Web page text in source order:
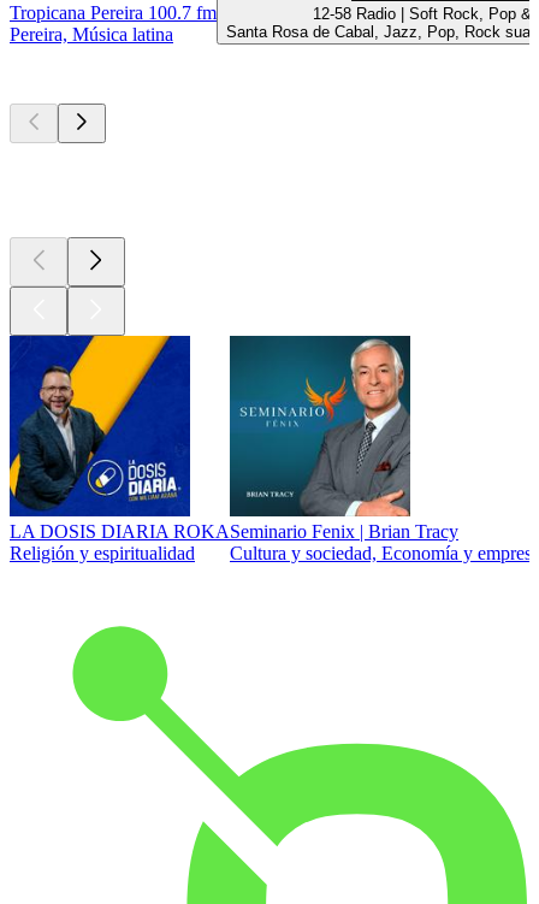
Tropicana Pereira 100.7 fm
Pereira, Música latina
12-58 Radio | Soft Rock, Pop &
Santa Rosa de Cabal, Jazz, Pop, Rock
LA DOSIS DIARIA ROKA
Religión y espiritualidad
Seminario Fenix | Brian Tracy
Cultura y sociedad, Economía y